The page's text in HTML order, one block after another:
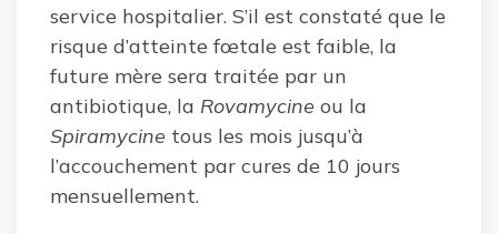
service hospitalier. S’il est constaté que le
risque d’atteinte fœtale est faible, la
future mère sera traitée par un
antibiotique, la Rovamycine ou la
Spiramycine tous les mois jusqu’à
l’accouchement par cures de 10 jours
mensuellement.